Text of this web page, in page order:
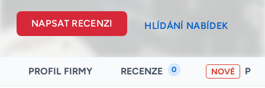
NAPSAT RECENZI HLÍDÁNÍ NABÍDEK
PROFIL FIRMY RECENZE 0 NOVÉ